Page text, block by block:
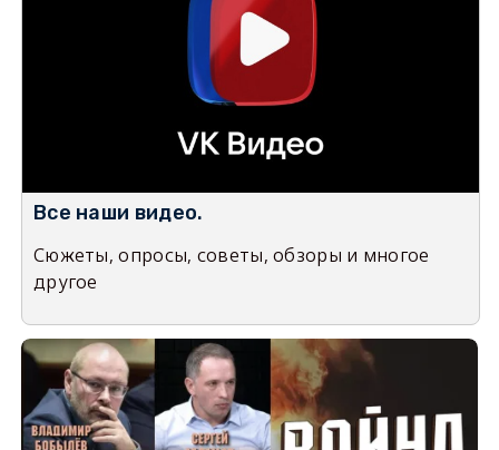
Все наши видео.
Сюжеты, опросы, советы, обзоры и многое
другое